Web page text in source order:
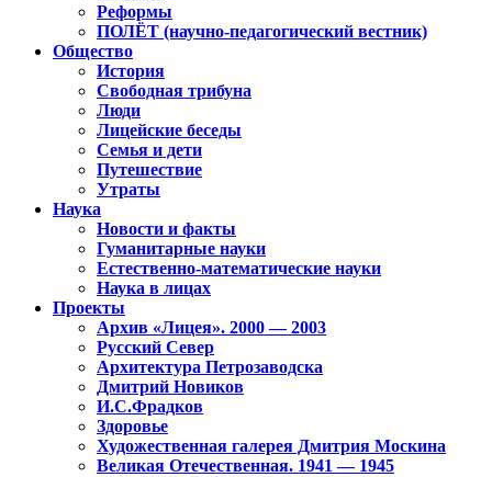
Реформы
ПОЛЁТ (научно-педагогический вестник)
Общество
История
Свободная трибуна
Люди
Лицейские беседы
Семья и дети
Путешествие
Утраты
Наука
Новости и факты
Гуманитарные науки
Естественно-математические науки
Наука в лицах
Проекты
Архив «Лицея». 2000 — 2003
Русский Север
Архитектура Петрозаводска
Дмитрий Новиков
И.С.Фрадков
Здоровье
Художественная галерея Дмитрия Москина
Великая Отечественная. 1941 — 1945